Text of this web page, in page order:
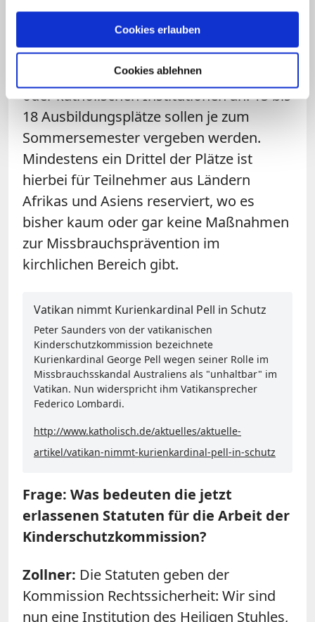
Cookies erlauben
Cookies ablehnen
bieten wir hier an der Gregoriana von
Februar 2016 an einen einsemestrigen
Diplomkurs für Präventionsbeauftragte
von Diözesen, Ordensgemeinschaften
oder katholischen Institutionen an. 15 bis
18 Ausbildungsplätze sollen je zum
Sommersemester vergeben werden.
Mindestens ein Drittel der Plätze ist
hierbei für Teilnehmer aus Ländern
Afrikas und Asiens reserviert, wo es
bisher kaum oder gar keine Maßnahmen
zur Missbrauchsprävention im
kirchlichen Bereich gibt.
Vatikan nimmt Kurienkardinal Pell in Schutz
Peter Saunders von der vatikanischen
Kinderschutzkommission bezeichnete
Kurienkardinal George Pell wegen seiner Rolle im
Missbrauchsskandal Australiens als "unhaltbar" im
Vatikan. Nun widerspricht ihm Vatikansprecher
Federico Lombardi.
http://www.katholisch.de/aktuelles/aktuelle-
artikel/vatikan-nimmt-kurienkardinal-pell-in-schutz
Frage: Was bedeuten die jetzt
erlassenen Statuten für die Arbeit der
Kinderschutzkommission?
Zollner: Die Statuten geben der
Kommission Rechtssicherheit: Wir sind
nun eine Institution des Heiligen Stuhles,